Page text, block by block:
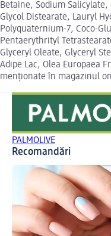
Betaine, Sodium
Glycol Distearate, Lauryl
Polyquaternium-7, Coco-
Pentaerythrityl
Glyceryl Oleate, Glyceryl
Adipe Lac, Olea Europaea
menționate în magazinul
PALMOLIVE
Recomandări